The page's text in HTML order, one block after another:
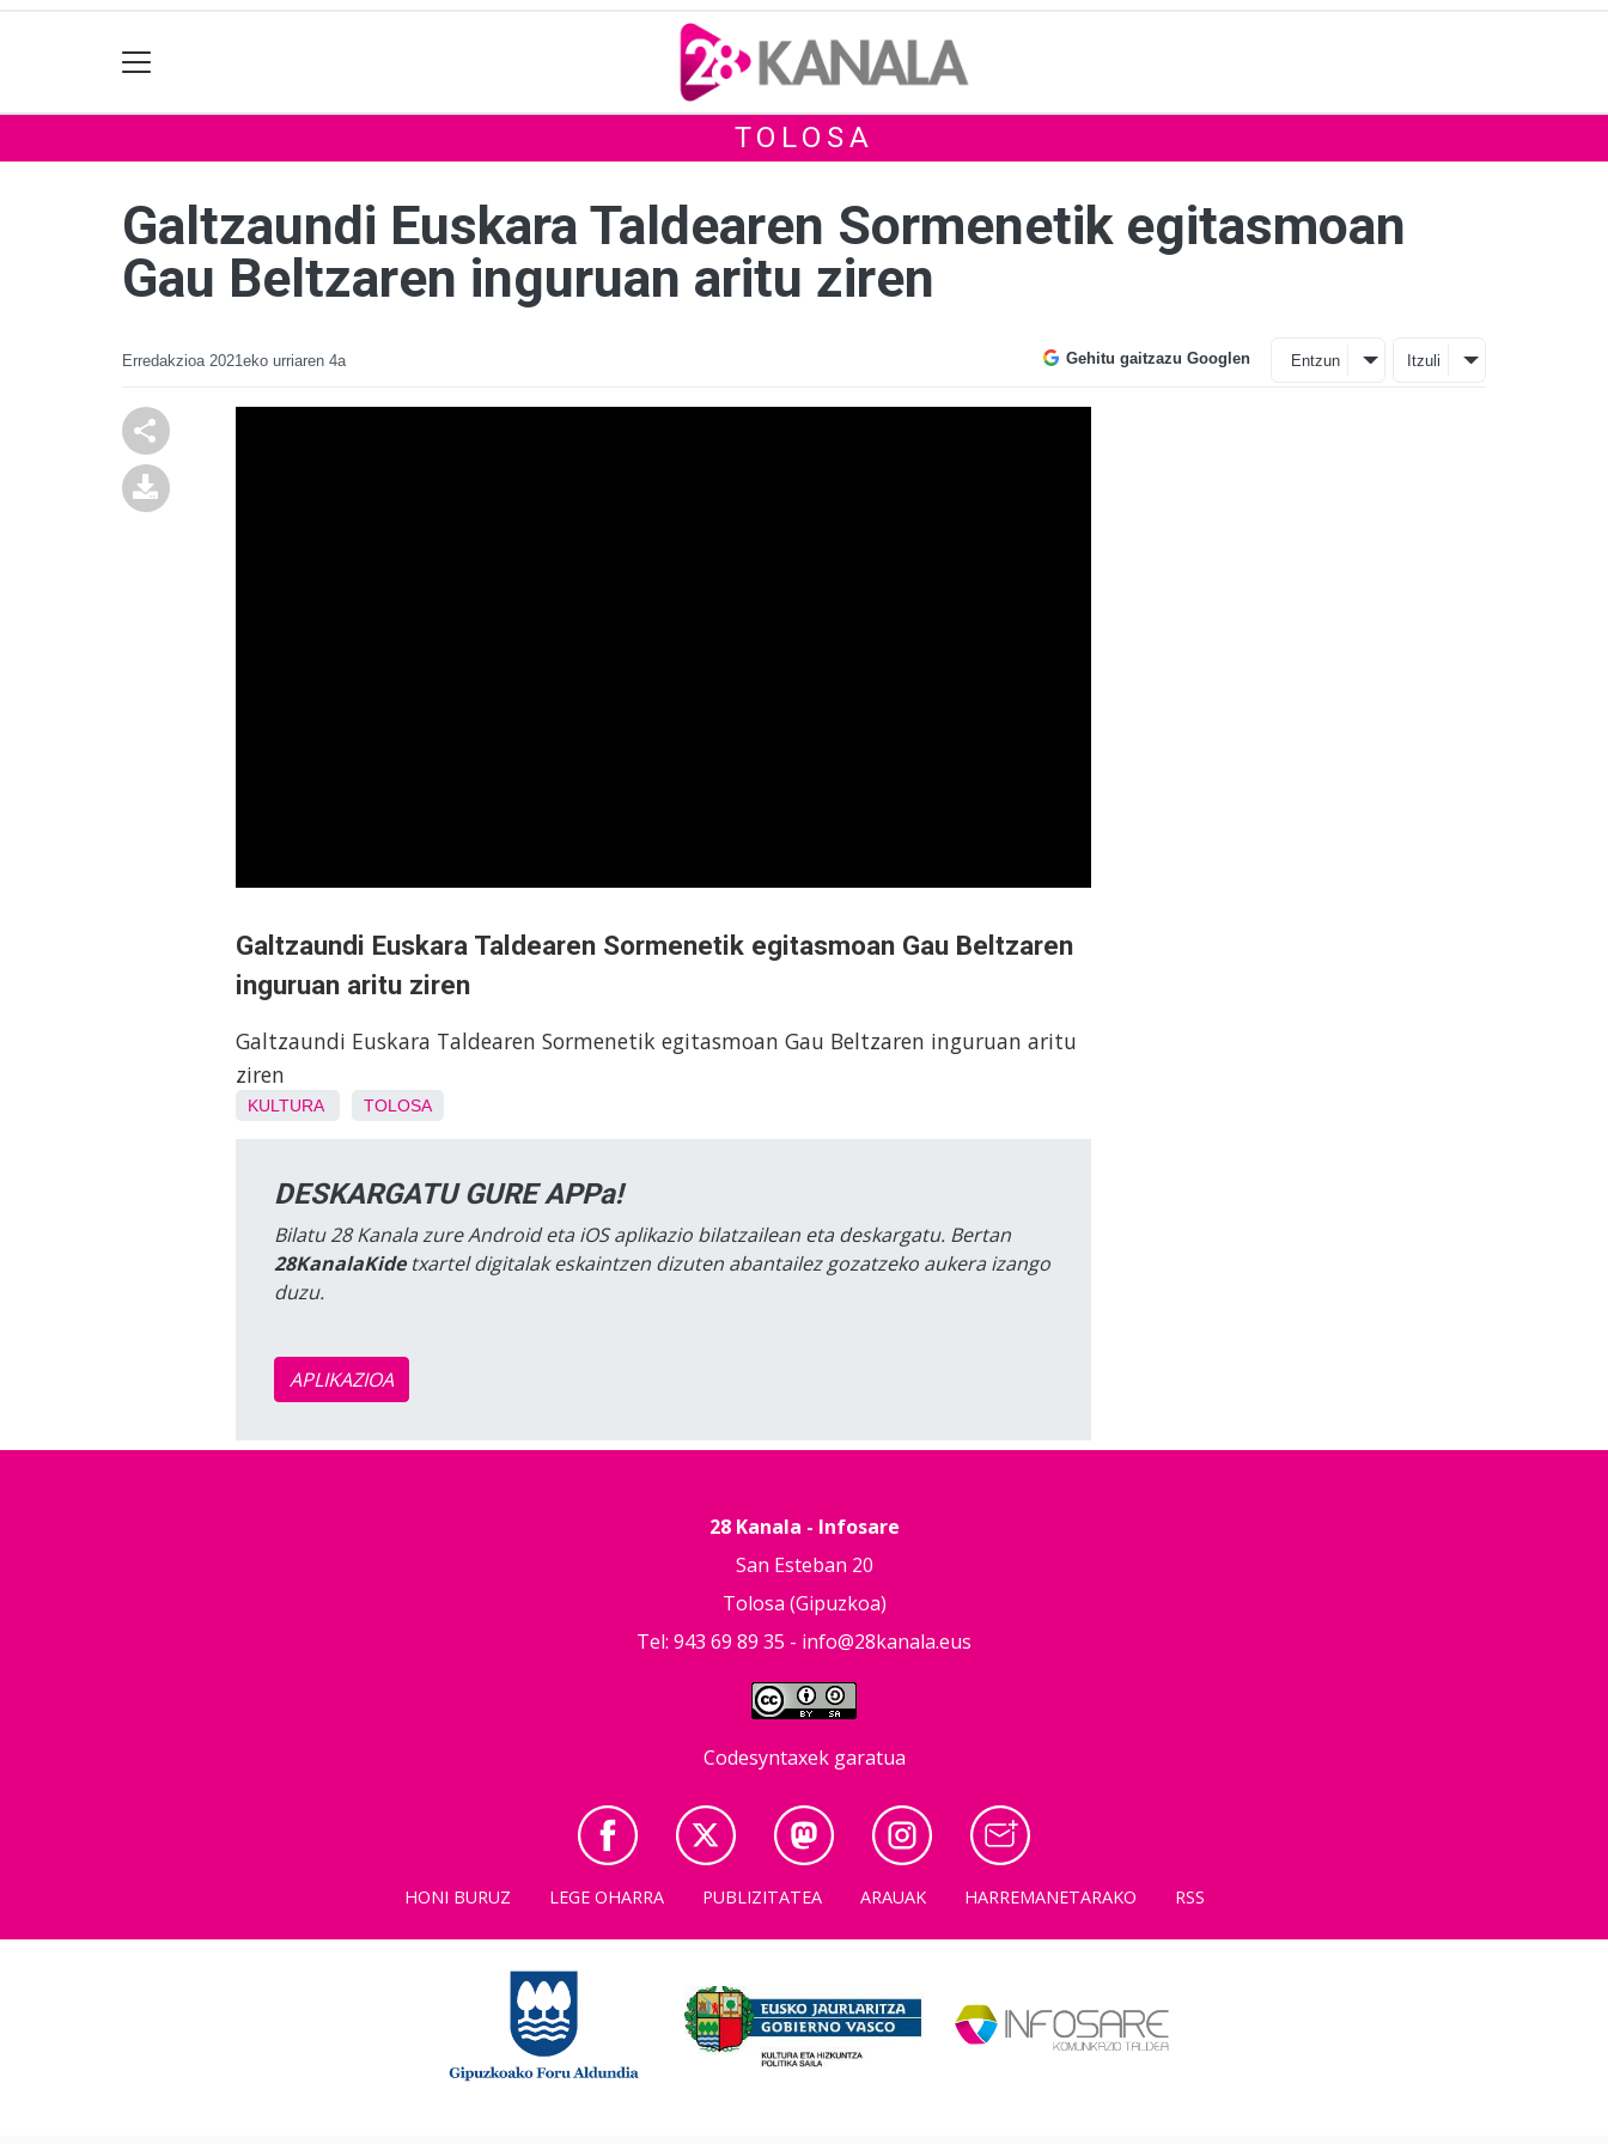
TOLOSA
Galtzaundi Euskara Taldearen Sormenetik egitasmoan
Gau Beltzaren inguruan aritu ziren
Erredakzioa 2021eko urriaren 4a Gehitu gaitzazu Googlen Entzun Itzuli
Galtzaundi Euskara Taldearen Sormenetik egitasmoan Gau Beltzaren
inguruan aritu ziren
Galtzaundi Euskara Taldearen Sormenetik egitasmoan Gau Beltzaren inguruan aritu
ziren
KULTURA TOLOSA
DESKARGATU GURE APPa!
Bilatu 28 Kanala zure Android eta iOS aplikazio bilatzailean eta deskargatu. Bertan
28KanalaKidetxartel digitalak eskaintzen dizuten abantailez gozatzeko aukera izango
duzu.
APLIKAZIOA
28 Kanala - Infosare
San Esteban 20
Tolosa (Gipuzkoa)
Tel: 943 69 89 35 - info@28kanala.eus
Codesyntaxek garatua
HONI BURUZ LEGE OHARRA PUBLIZITATEA ARAUAK HARREMANETARAKO RSS